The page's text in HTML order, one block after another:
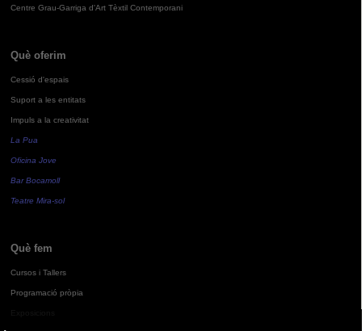
Centre Grau-Garriga d'Art Tèxtil Contemporani
Què oferim
Cessió d'espais
Suport a les entitats
Impuls a la creativitat
La Pua
Oficina Jove
Bar Bocamoll
Teatre Mira-sol
Què fem
Cursos i Tallers
Programació pròpia